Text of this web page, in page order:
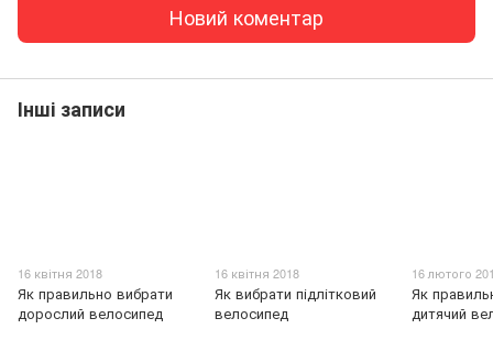
Новий коментар
Інші записи
16 квітня 2018
Як правильно вибрати
дорослий велосипед
16 квітня 2018
Як вибрати підлітковий
велосипед
16 лютого
Як
дитячий